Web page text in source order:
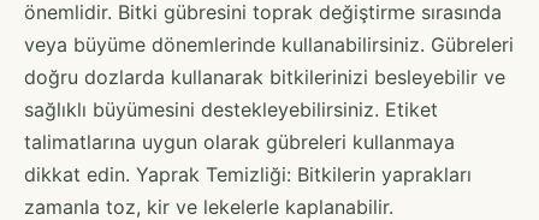
önemlidir. Bitki gübresini toprak değiştirme sırasında
veya büyüme dönemlerinde kullanabilirsiniz. Gübreleri
doğru dozlarda kullanarak bitkilerinizi besleyebilir ve
sağlıklı büyümesini destekleyebilirsiniz. Etiket
talimatlarına uygun olarak gübreleri kullanmaya
dikkat edin. Yaprak Temizliği: Bitkilerin yaprakları
zamanla toz, kir ve lekelerle kaplanabilir.